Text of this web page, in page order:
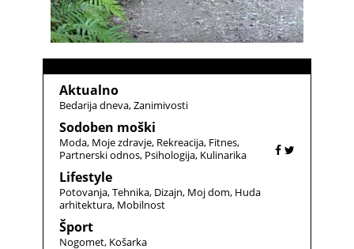
Aktualno
Bedarija dneva Zanimivosti
Sodoben moški
Moda Moje zdravje Rekreacija Fitnes
Partnerski odnos Psihologija Kulinarika
Lifestyle
Potovanja Tehnika Dizajn Moj dom Huda
arhitektura Mobilnost
Šport
Nogomet Košarka